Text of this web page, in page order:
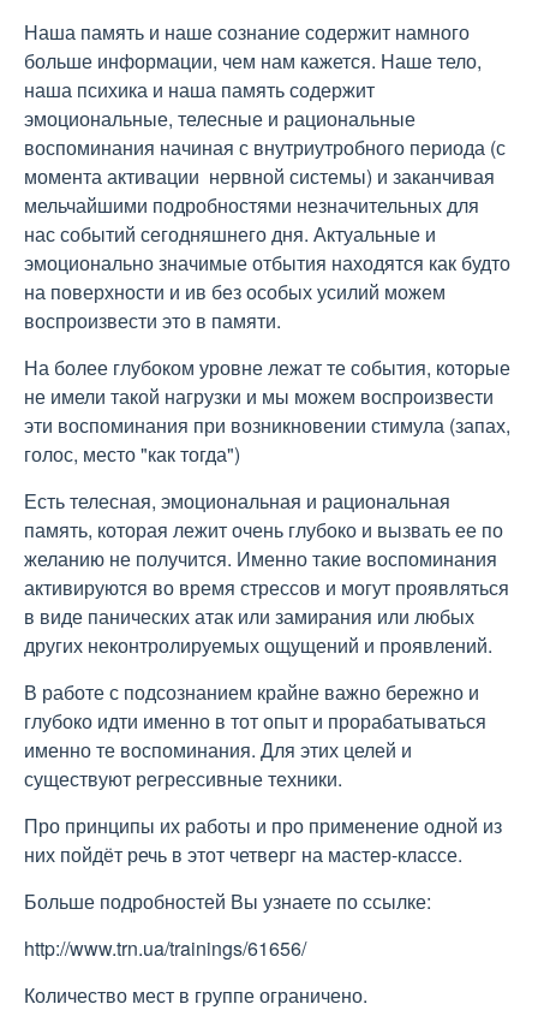
Наша память и наше сознание содержит намного
больше информации, чем нам кажется. Наше тело,
наша психика и наша память содержит
эмоциональные, телесные и рациональные
воспоминания начиная с внутриутробного периода (с
момента активации нервной системы) и заканчивая
мельчайшими подробностями незначительных для
нас событий сегодняшнего дня. Актуальные и
эмоционально значимые отбытия находятся как будто
на поверхности и ив без особых усилий можем
воспроизвести это в памяти.
На более глубоком уровне лежат те события, которые
не имели такой нагрузки и мы можем воспроизвести
эти воспоминания при возникновении стимула (запах,
голос, место "как тогда")
Есть телесная, эмоциональная и рациональная
память, которая лежит очень глубоко и вызвать ее по
желанию не получится. Именно такие воспоминания
активируются во время стрессов и могут проявляться
в виде панических атак или замирания или любых
других неконтролируемых ощущений и проявлений.
В работе с подсознанием крайне важно бережно и
глубоко идти именно в тот опыт и прорабатываться
именно те воспоминания. Для этих целей и
существуют регрессивные техники.
Про принципы их работы и про применение одной из
них пойдёт речь в этот четверг на мастер-классе.
Больше подробностей Вы узнаете по ссылке:
http://www.trn.ua/trainings/61656/
Количество мест в группе ограничено.